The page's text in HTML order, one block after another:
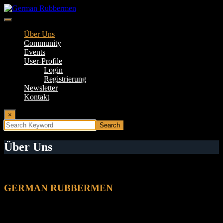
Springe
zum
German Rubbermen
Über Uns
Community
Events
User-Profile
Login
Registrierung
Newsletter
Kontakt
×
Über Uns
GERMAN RUBBERMEN